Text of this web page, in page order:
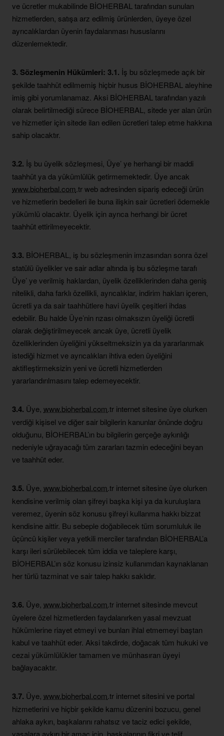
ve ücretler mukabilinde BİOHERBAL tarafından sunulan
hizmetlerden, satışa arz edilmiş ürünlerden, üyeye özel
ayrıcalıklardan üyenin faydalanması hususlarını
düzenlemektedir.
3. Sözleşmenin Hükümleri: 3.1. İş bu sözleşmede açık bir
şekilde taahhüt edilmemiş hiçbir husus BİOHERBAL aleyhine
imiş gibi yorumlanamaz. Aksi BİOHERBAL tarafından yazılı
olarak belirtilmediği sürece BİOHERBAL, sitede yer alan ürün
ve hizmetler için sitede ilan edilen ücretleri talep etme hakkına
sahip olacaktır.
3.2. İş bu üyelik sözleşmesi, Üye’ ye herhangi bir maddi
taahhüt ya da yükümlülük getirmemektedir. Üye ancak
www.bioherbal.com.tr web adresinden sipariş edeceği ürün
ve hizmetlerin bedelleri ile buna ilişkin sair ücretleri ödemekle
yükümlü olacaktır. Üyelik için ayrıca herhangi bir ücret
taahhüt ettirilmeyecektir.
3.3. BİOHERBAL, iş bu sözleşmenin imzasından sonra özel
statülü üyelikler ve sair adlar altında iş bu sözleşme tarafı
Üye’ ye verilmiş haklardan, üyelik özelliklerinden daha geniş
nitelikli, daha farklı özellikli, ayrıcalıklar, indirim hakları içeren,
ücretli ya da sair taahhütlere havi üyelik çeşitleri ihdas
edebilir. Bu halde Üye’nin rızası olmaksızın üyeliği ücretli
olarak değiştirilmeyecek ancak üye, ücretli üyelik
özelliklerinden üyeliğini yükseltmeksizin ya da yararlanmak
istediği hizmet ve ayrıcalıkları ihtiva eden üyeliğini
aktifleştirmeksizin yeni ve ücretli hizmetlerden
yararlandırılmasını talep edemeyecektir.
3.4. Üye, www.bioherbal.com.tr internet sitesine üye olurken
verdiği kişisel ve diğer sair bilgilerin kanunlar önünde doğru
olduğunu, BİOHERBAL’ın bu bilgilerin gerçeğe aykırılığı
nedeniyle uğrayacağı tüm zararları tazmin edeceğini beyan
ve taahhüt eder.
3.5. Üye, www.bioherbal.com.tr internet sitesine üye olurken
kendisine verilmiş olan şifreyi başka kişi ya da kuruluşlara
veremez, üyenin söz konusu şifreyi kullanma hakkı bizzat
kendisine aittir. Bu sebeple doğabilecek tüm sorumluluk ile
üçüncü kişiler veya yetkili merciler tarafından BİOHERBAL’a
karşı ileri sürülebilecek tüm iddia ve taleplere karşı,
BİOHERBAL’ın söz konusu izinsiz kullanımdan kaynaklanan
her türlü tazminat ve sair talep hakkı saklıdır.
3.6. Üye, www.bioherbal.com.tr internet sitesinde mevcut
üyelere özel hizmetlerden faydalanırken yasal mevzuat
hükümlerine riayet etmeyi ve bunları ihlal etmemeyi baştan
kabul ve taahhüt eder. Aksi takdirde, doğacak tüm hukuki ve
cezai yükümlülükler tamamen ve münhasıran üyeyi
bağlayacaktır.
3.7. Üye, www.bioherbal.com.tr internet sitesini ve portal
hizmetlerini ve hiçbir şekilde kamu düzenini bozucu, genel
ahlaka aykırı, başkalarını rahatsız ve taciz edici şekilde,
yasalara aykırı bir amaç için, başkalarının fikri ve telif